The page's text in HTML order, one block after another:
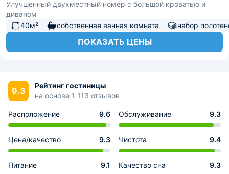
Улучшенный двухместный номер с большой кроватью и
диваном
40м²
собственная ванная комната набор
ПОКАЗАТЬ ЦЕНЫ
9.3
Рейтинг гостиницы
на основе 1 113 отзывов
Расположение 9.6 Обслуживание 9.3
Цена/качество 9.3 Чистота 9.4
Питание 9.1 Качество сна 9.3